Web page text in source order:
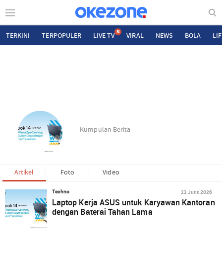
TERKINI TERPOPULER LIVE TV N VIRAL NEWS BOLA
Kumpulan Berita
Artikel Foto Video
Techno 22 June 2026
Laptop Kerja ASUS untuk Karyawan Kantoran
dengan Baterai Tahan Lama